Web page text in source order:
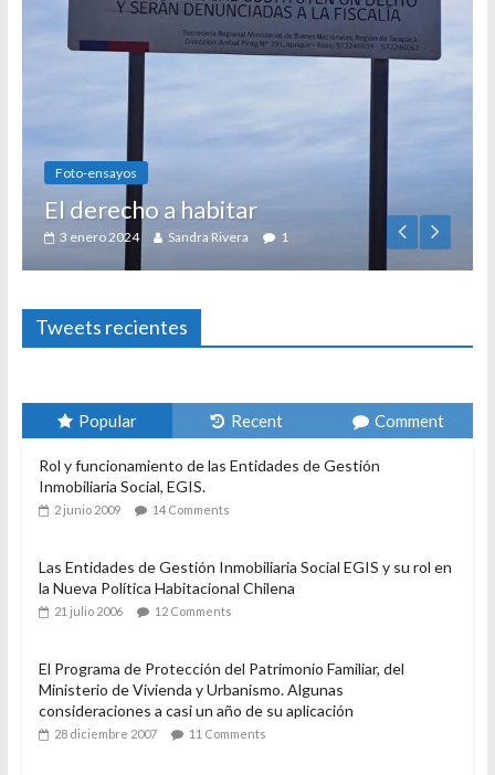
Foto-ensayos
El derecho a habitar
3 enero 2024 Sandra Rivera 1
Tweets recientes
Popular Recent Comment
Rol y funcionamiento de las Entidades de Gestión
Inmobiliaria Social, EGIS.
2 junio 2009 14 Comments
Las Entidades de Gestión Inmobiliaria Social EGIS y su rol en
la Nueva Política Habitacional Chilena
21 julio 2006 12 Comments
El Programa de Protección del Patrimonio Familiar, del
Ministerio de Vivienda y Urbanismo. Algunas
consideraciones a casi un año de su aplicación
28 diciembre 2007 11 Comments